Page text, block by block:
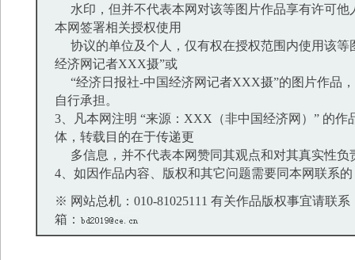
水印，但并不代表本网对该等图片作品享有许可他
本网签署相关授权使用
协议的单位及个人，仅有权在授权范围内使用该等
经济网记者XXX摄”或
“经济日报社-中国经济网记者XXX摄”的图片作品
自行承担。
3、凡本网注明 “来源：XXX（非中国经济网）” 的作
体，转载目的在于传递更
多信息，并不代表本网赞同其观点和对其真实性负
4、如因作品内容、版权和其它问题需要同本网联系
※ 网站总机：010-81025111 有关作品版权事宜请联系
箱：